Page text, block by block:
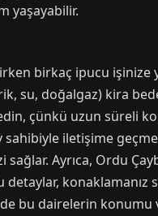
yaşayabilir.
birkaç ipucu işinize
su, doğalgaz) kira
çünkü uzun süreli
iletişime
Ayrıca, Ordu
konaklamanız
bu dairelerin konumu